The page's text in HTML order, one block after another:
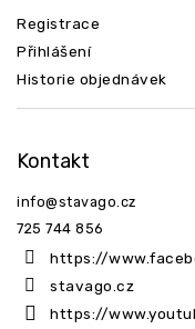
Registrace
Přihlášení
Historie objednávek
Kontakt
info@stavago.cz
725 744 856
https://
stavago.cz
https://